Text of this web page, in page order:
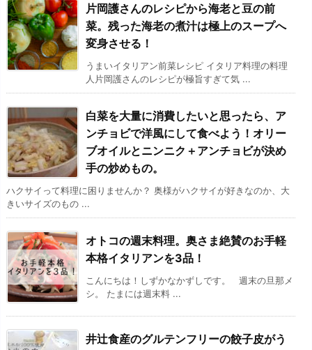
片岡護さんのレシピから海老と豆の前
菜。残った海老の煮汁は極上のスープへ
変身させる！
うまいイタリアン前菜レシピ イタリア料理の料理
人片岡護さんのレシピが極旨すぎて気 ...
白菜を大量に消費したいと思ったら、ア
ンチョビで洋風にして食べよう！オリー
ブオイルとニンニク＋アンチョビが決め
手の炒めもの。
ハクサイって料理に困りませんか？ 奥様がハクサイが好きなのか、大
きいサイズのもの ...
オトコの週末料理。奥さま絶賛のお手軽
本格イタリアンを3品！
こんにちは！しずかなかずしです。 週末の旦那メ
シ。 たまには週末料 ...
井辻食産のグルテンフリーの餃子皮がう